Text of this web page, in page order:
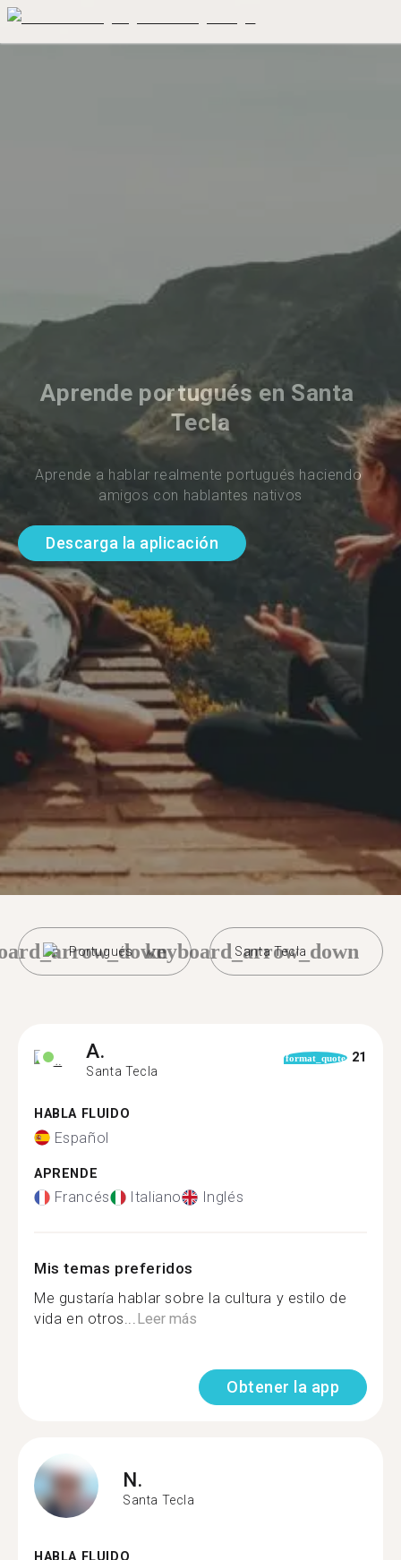
Aprende portugués en Santa
Tecla
Aprende a hablar realmente portugués haciendo
amigos con hablantes nativos
Descarga la aplicación
Portugués Santa Tecla
keyboard_arrow_down
A.
Santa Tecla
format_quote 21
HABLA FLUIDO
Español
APRENDE
Francés Italiano Inglés
Mis temas preferidos
Me gustaría hablar sobre la cultura y estilo de
vida en otros...Leer más
Obtener la app
N.
Santa Tecla
HABLA FLUIDO